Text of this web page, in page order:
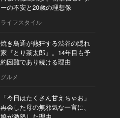
ーの不安と20歳の理想像
ライフスタイル
焼き鳥通が熱狂する渋谷の隠れ
家『とり茶太郎』。14年目も予
約困難であり続ける理由
グルメ
「今日はたくさん甘えちゃお」
再会した母の無邪気な一言に、